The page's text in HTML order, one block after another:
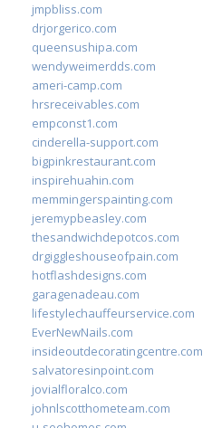
jmpbliss.com
drjorgerico.com
queensushipa.com
wendyweimerdds.com
ameri-camp.com
hrsreceivables.com
empconst1.com
cinderella-support.com
bigpinkrestaurant.com
inspirehuahin.com
memmingerspainting.com
jeremypbeasley.com
thesandwichdepotcos.com
drgiggleshouseofpain.com
hotflashdesigns.com
garagenadeau.com
lifestylechauffeurservice.com
EverNewNails.com
insideoutdecoratingcentre.com
salvatoresinpoint.com
jovialfloralco.com
johnlscotthometeam.com